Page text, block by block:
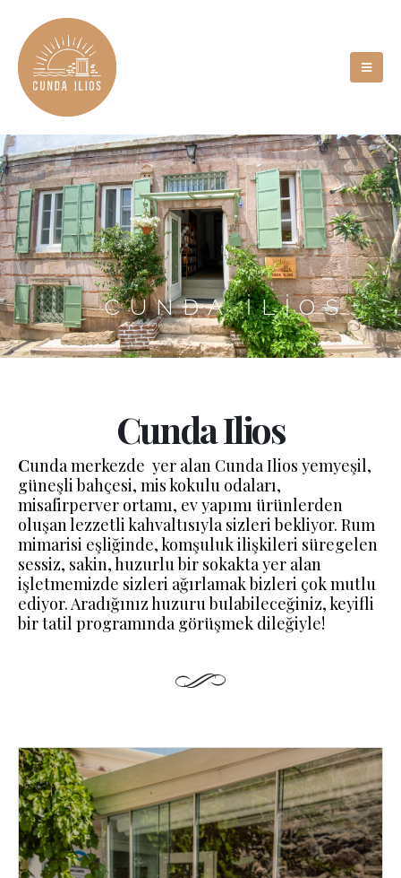
CUNDA İLİOS
Cunda Ilios
Cunda merkezde yer alan Cunda Ilios yemyeşil,
güneşli bahçesi, mis kokulu odaları,
misafirperver ortamı, ev yapımı ürünlerden
oluşan lezzetli kahvaltısıyla sizleri bekliyor. Rum
mimarisi eşliğinde, komşuluk ilişkileri süregelen
sessiz, sakin, huzurlu bir sokakta yer alan
işletmemizde sizleri ağırlamak bizleri çok mutlu
ediyor.Aradığınız huzuru bulabileceğiniz, keyifli
bir tatil programında görüşmek dileğiyle!